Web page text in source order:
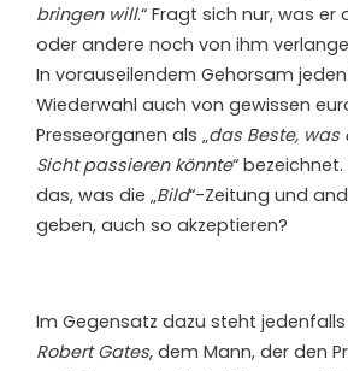
bringen will.“ Fragt sich nur, was
oder andere noch von ihm
In vorauseilendem Gehorsam
Wiederwahl auch von gewissen
Presseorganen als „das Beste,
Sicht passieren könnte“
das, was die „Bild“-Zeitung und
geben, auch so akzeptieren?
Im Gegensatz dazu steht
Robert Gates, dem Mann, der den